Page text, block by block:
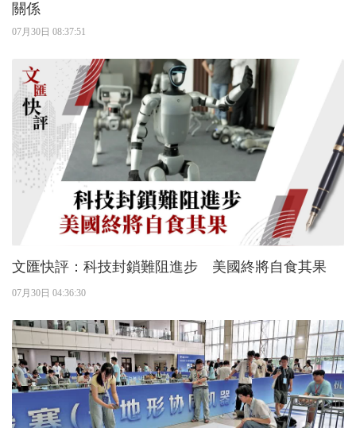
關係
07月30日 08:37:51
文匯快評：科技封鎖難阻進步 美國終將自食其果
07月30日 04:36:30